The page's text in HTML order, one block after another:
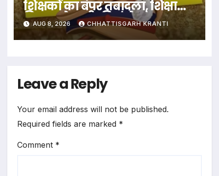
शिक्षकों का बंपर तबादला, शिक्षा
विभाग ने जारी की जंबो ट्रांसफर
लिस्ट..
AUG 8, 2026 CHHATTISGARH KRANTI
Leave a Reply
Your email address will not be published.
Required fields are marked *
Comment *